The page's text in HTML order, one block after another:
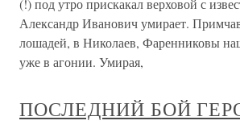
(!) под утро прискакал верховой с
Александр Иванович умирает.
лошадей, в Николаев, Фаренниковы
уже в агонии. Умирая,
ПОСЛЕДНИЙ БОЙ